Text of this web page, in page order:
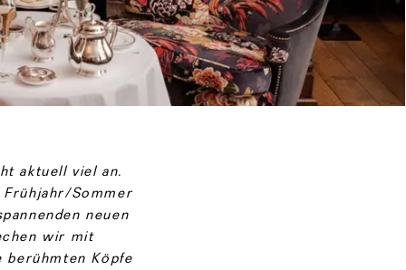
aktuell viel an.
Sommer
neuen
wir mit
berühmten Köpfe